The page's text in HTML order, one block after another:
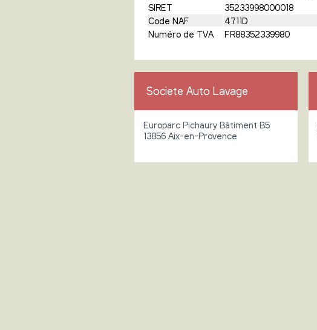
SIRET
35233998000018
Code NAF
4711D
Numéro de TVA
FR88352339980
Societe Auto Lavage
Europarc Pichaury Bâtiment B5
13856 Aix-en-Provence